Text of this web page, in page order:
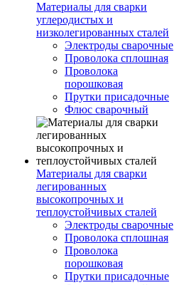
Материалы для сварки
углеродистых и
низколегированных сталей
Электроды сварочные
Проволока сплошная
Проволока
порошковая
Прутки присадочные
Флюс сварочный
Материалы для сварки
легированных
высокопрочных и
теплоустойчивых сталей
Электроды сварочные
Проволока сплошная
Проволока
порошковая
Прутки присадочные